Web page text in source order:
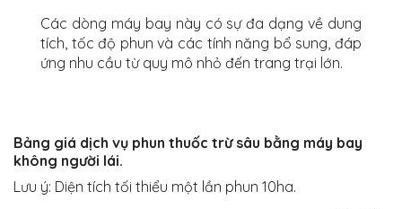
Các dòng máy bay này có sự đa dạng về dung
tích, tốc độ phun và các tính năng bổ sung, đáp
ứng nhu cầu từ quy mô nhỏ đến trang trại lớn.
Bảng giá dịch vụ phun thuốc trừ sâu bằng máy bay
không người lái.
Lưu ý: Diện tích tối thiểu một lần phun 10ha.